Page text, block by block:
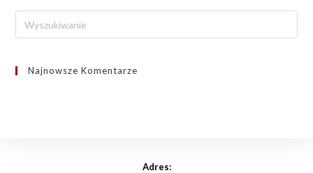
this
Najnowsze Komentarze
Adres: